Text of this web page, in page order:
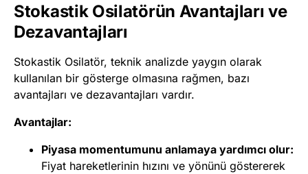
Stokastik Osilatörün Avantajları ve
Dezavantajları
Stokastik Osilatör, teknik analizde yaygın olarak
kullanılan bir gösterge olmasına rağmen, bazı
avantajları ve dezavantajları vardır.
Avantajlar:
Piyasa momentumunu anlamaya yardımcı olur:
Fiyat hareketlerinin hızını ve yönünü göstererek